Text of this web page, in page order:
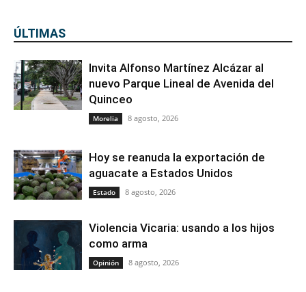
ÚLTIMAS
Invita Alfonso Martínez Alcázar al
nuevo Parque Lineal de Avenida del
Quinceo
Morelia 8 agosto, 2026
Hoy se reanuda la exportación de
aguacate a Estados Unidos
Estado 8 agosto, 2026
Violencia Vicaria: usando a los hijos
como arma
Opinión 8 agosto, 2026